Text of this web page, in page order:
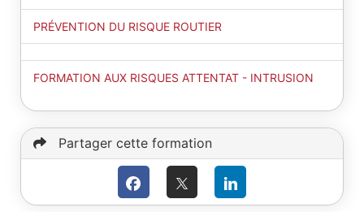
PRÉVENTION DU RISQUE ROUTIER
FORMATION AUX RISQUES ATTENTAT - INTRUSION
Partager cette formation